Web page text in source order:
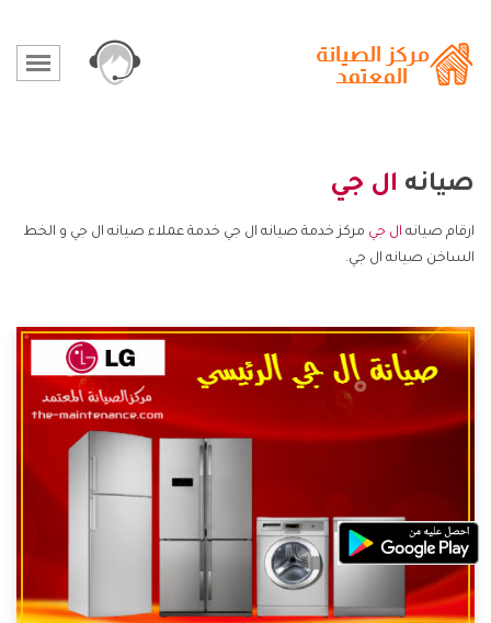
صيانه ال جي
ارقام صيانه ال جي مركز خدمة صيانه ال جي خدمة عملاء صيانه ال جي و الخط
الساخن صيانه ال جي.